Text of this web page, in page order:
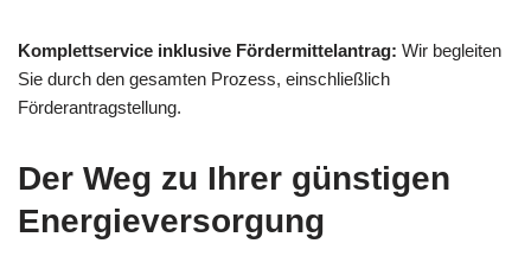
Komplettservice inklusive Fördermittelantrag: Wir begleiten
Sie durch den gesamten Prozess, einschließlich
Förderantragstellung.
Der Weg zu Ihrer günstigen
Energieversorgung